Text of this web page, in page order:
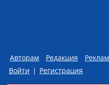
Авторам Редакция
Войти | Регистрация